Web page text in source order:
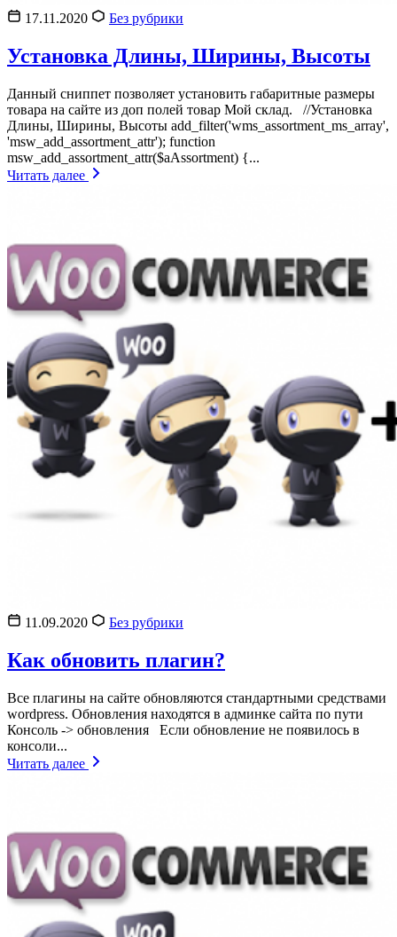
17.11.2020 Без рубрики
Установка Длины, Ширины, Высоты
Данный сниппет позволяет установить габаритные размеры
товара на сайте из доп полей товар Мой склад. //Установка
Длины, Ширины, Высоты add_filter('wms_assortment_ms_array',
'msw_add_assortment_attr'); function
msw_add_assortment_attr($aAssortment) {...
Читать далее
11.09.2020 Без рубрики
Как обновить плагин?
Все плагины на сайте обновляются стандартными средствами
wordpress. Обновления находятся в админке сайта по пути
Консоль -> обновления Если обновление не появилось в
консоли...
Читать далее